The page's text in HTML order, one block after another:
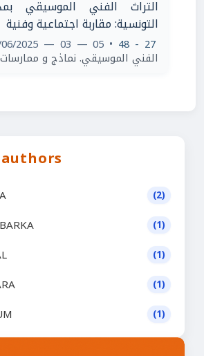
التراث الفني الموسيقي
التونسية: مقاربة اجتماعية وفنية
27 - 48
• 05 — 03 — 30/06/2025
الفني الموسيقي. نماذج و ممارسات
(2)
(1)
(1)
(1)
(1)